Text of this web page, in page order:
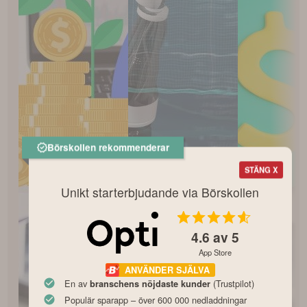
STÄNG X
Börskollen rekommenderar
Unikt starterbjudande via Börskollen
4.6 av 5
App Store
ANVÄNDER SJÄLVA
En av branschens nöjdaste kunder(Trustpilot)
Populär sparapp – över 600 000 nedladdningar